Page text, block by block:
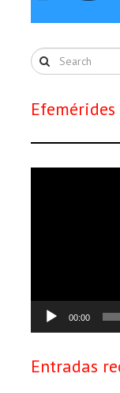
00:00
Entradas